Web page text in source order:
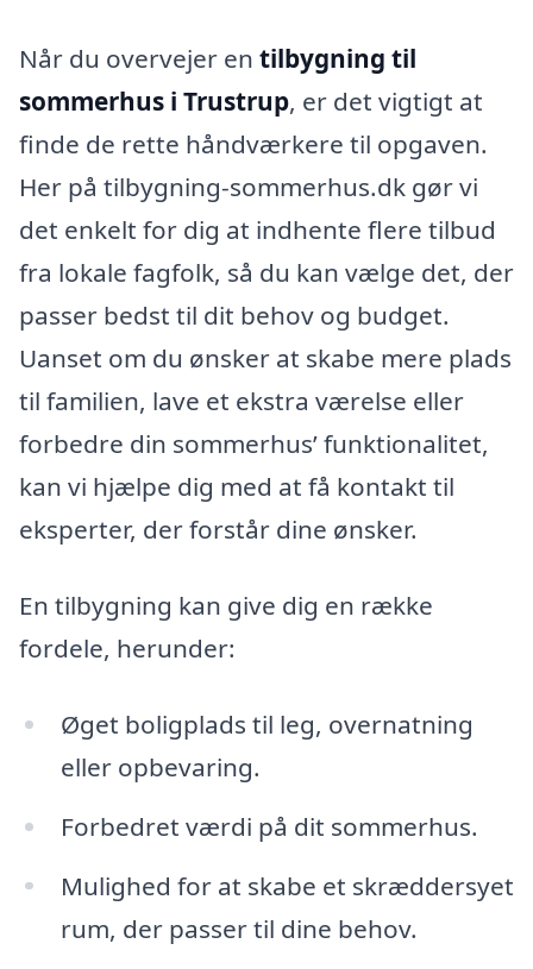
Når du overvejer en tilbygning til
sommerhus i Trustrup, er det vigtigt at
finde de rette håndværkere til opgaven.
Her på tilbygning-sommerhus.dk gør vi
det enkelt for dig at indhente flere tilbud
fra lokale fagfolk, så du kan vælge det, der
passer bedst til dit behov og budget.
Uanset om du ønsker at skabe mere plads
til familien, lave et ekstra værelse eller
forbedre din sommerhus’ funktionalitet,
kan vi hjælpe dig med at få kontakt til
eksperter, der forstår dine ønsker.
En tilbygning kan give dig en række
fordele, herunder:
Øget boligplads til leg, overnatning
eller opbevaring.
Forbedret værdi på dit sommerhus.
Mulighed for at skabe et skræddersyet
rum, der passer til dine behov.